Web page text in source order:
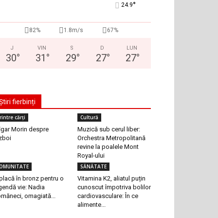
24.9°
82% 1.8m/s 67%
J
30°
VIN
31 °
S
29°
D
27°
LUN
27°
fierbinți
cărți
Morin despre
Cultură
Muzică sub cerul liber:
Orchestra Metropolitană
revine la poalele Mont
Royal-ului
în bronz pentru o
vie: Nadia
omagiată...
SĂNĂTATE
Vitamina K2, aliatul puțin
cunoscut împotriva bolilor
cardiovasculare: În ce
alimente...